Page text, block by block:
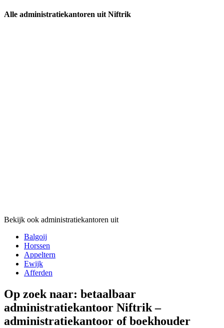
Alle administratiekantoren uit Niftrik
Bekijk ook administratiekantoren uit
Balgoij
Horssen
Appeltern
Ewijk
Afferden
Op zoek naar: betaalbaar
administratiekantoor Niftrik –
administratiekantoor of boekhouder